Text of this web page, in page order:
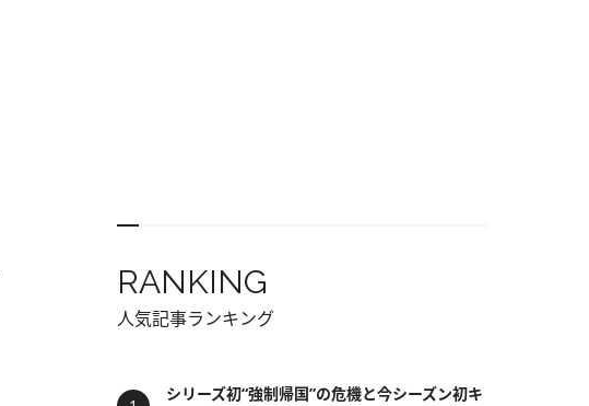
RANKING
人気記事ランキング
シリーズ初“強制帰国”の危機と今シーズン初キ